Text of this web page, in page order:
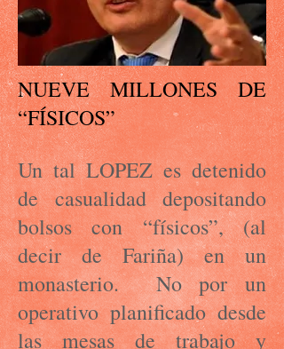
NUEVE MILLONES DE
“FÍSICOS”
Un tal LOPEZ es detenido
de casualidad depositando
bolsos con “físicos”, (al
decir de Fariña) en un
monasterio. No por un
operativo planificado desde
las mesas de trabajo y